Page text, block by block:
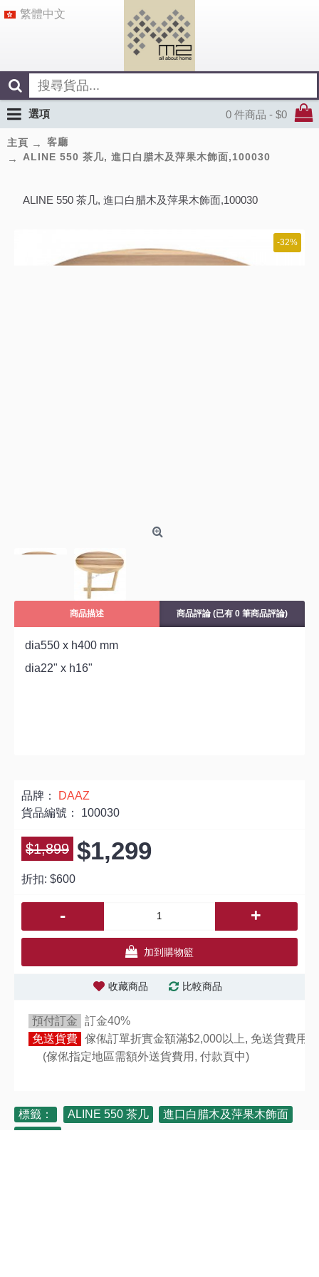
繁體中文
0 件商品 - $0
選項
主頁
客廳
ALINE 550 茶几, 進口白腊木及萍果木飾面,100030
ALINE 550 茶几, 進口白腊木及萍果木飾面,100030
-32%
商品描述 商品評論 (已有 0 筆商品評論)
dia550 x h400 mm
dia22" x h16"
品牌：
DAAZ
貨品編號： 100030
$1,899 $1,299
折扣: $600
- +
加到購物籃
收藏商品 比較商品
預付訂金
訂金40%
免送貨費 傢俬訂單折實金額滿$2,000以上, 免送貨費用,
(傢俬指定地區需額外送貨費用, 付款頁中)
標籤： ALINE 550 茶几 進口白腊木及萍果木飾面